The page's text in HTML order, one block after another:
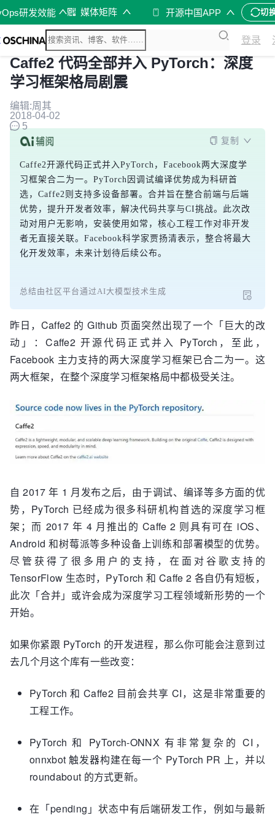
研发效能 媒体矩阵 开源中国APP 切
登录
Caffe2 代码全部并入 PyTorch：深度
学习框架格局剧震
编辑:周其
2018-04-02
5
复制
Caffe2开源代码正式并入PyTorch，Facebook两大深度学
习框架合二为一。PyTorch因调试编译优势成为科研首
选，Caffe2则支持多设备部署。合并旨在整合前端与后端
优势，提升开发者效率，解决代码共享与CI挑战。此次改
动对用户无影响，安装使用如常，核心工程工作对非开发
者无直接关联。Facebook科学家贾扬清表示，整合将最大
化开发效率，未来计划待后续公布。
总结由社区平台通过AI大模型技术生成
昨日，Caffe2 的 Github 页面突然出现了一个「巨大的改
动」：Caffe2 开源代码正式并入 PyTorch，至此，
Facebook 主力支持的两大深度学习框架已合二为一。这
两大框架，在整个深度学习框架格局中都极受关注。
自 2017 年 1 月发布之后，由于调试、编译等多方面的优
势，PyTorch 已经成为很多科研机构首选的深度学习框
架；而 2017 年 4 月推出的 Caffe 2 则具有可在 iOS、
Android 和树莓派等多种设备上训练和部署模型的优势。
尽管获得了很多用户的支持，在面对谷歌支持的
TensorFlow 生态时，PyTorch 和 Caffe 2 各自仍有短板，
此次「合并」或许会成为深度学习工程领域新形势的一个
开始。
如果你紧跟 PyTorch 的开发进程，那么你可能会注意到过
去几个月这个库有一些改变：
PyTorch 和 Caffe2 目前会共享 CI，这是非常重要的
工程工作。
PyTorch 和 PyTorch-ONNX 有非常复杂的 CI，
onnxbot 触发器构建在每一个 PyTorch PR 上，并以
roundabout 的方式更新。
在「pending」状态中有后端研发工作，例如与最新